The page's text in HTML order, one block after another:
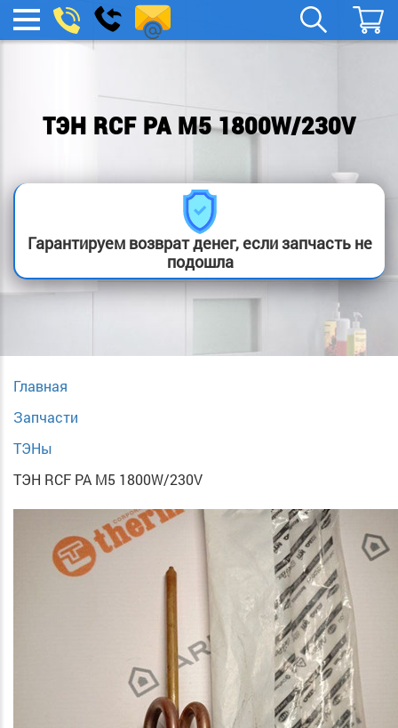
МЕНЮ
boylera@yandex.ru
Заказать
звонок
ТЭН RСF PA М5 1800W/230V
Гарантируем возврат денег, если запчасть не
подошла
Главная
Запчасти
ТЭНы
ТЭН RСF PA М5 1800W/230V